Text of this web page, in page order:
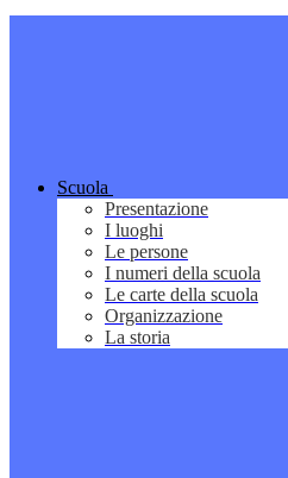
Scuola
Presentazione
I luoghi
Le persone
I numeri della scuola
Le carte della scuola
Organizzazione
La storia